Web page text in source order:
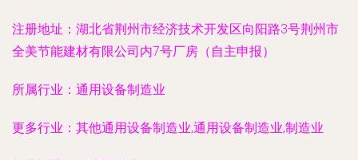
注册地址： 湖北省荆州市经济技术开发区向阳路3号荆州市
全美节能建材有限公司内7号厂房（自主申报）
所属行业： 通用设备制造业
更多行业： 其他通用设备制造业,通用设备制造业,制造业